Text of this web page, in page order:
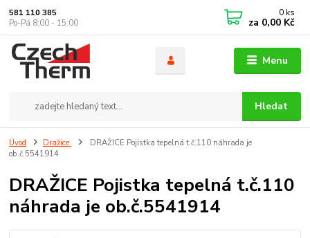
Menu
Hledat
581 110 385
Po-Pá 8:00 - 15:00
0 ks
za 0,00 Kč
Úvod Dražice
DRAŽICE Pojistka tepelná t.č.110 náhrada je
ob.č.5541914
DRAŽICE Pojistka tepelná t.č.110
náhrada je ob.č.5541914